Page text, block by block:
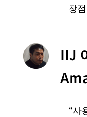
장
IIJ
“사